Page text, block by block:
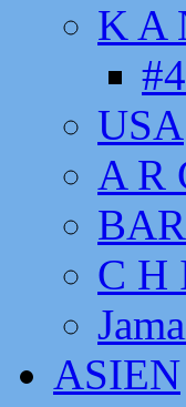
K A
USA
A R
C H
ASIEN